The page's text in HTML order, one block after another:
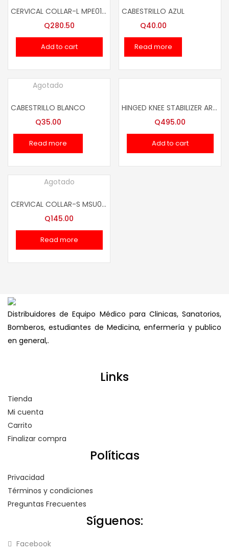
CERVICAL COLLAR-L MPE01008
Q280.50
Add to cart
CABESTRILLO AZUL
Q40.00
Read more
Agotado
CABESTRILLO BLANCO
Q35.00
Read more
HINGED KNEE STABILIZER ART. XL MPR12034
Q495.00
Add to cart
Agotado
CERVICAL COLLAR-S MSU01001
Q145.00
Read more
Distribuidores de Equipo Médico para Clinicas, Sanatorios,
Bomberos, estudiantes de Medicina, enfermería y publico
en general,.
Links
Tienda
Mi cuenta
Carrito
Finalizar compra
Políticas
Privacidad
Términos y condiciones
Preguntas Frecuentes
Síguenos:
Facebook